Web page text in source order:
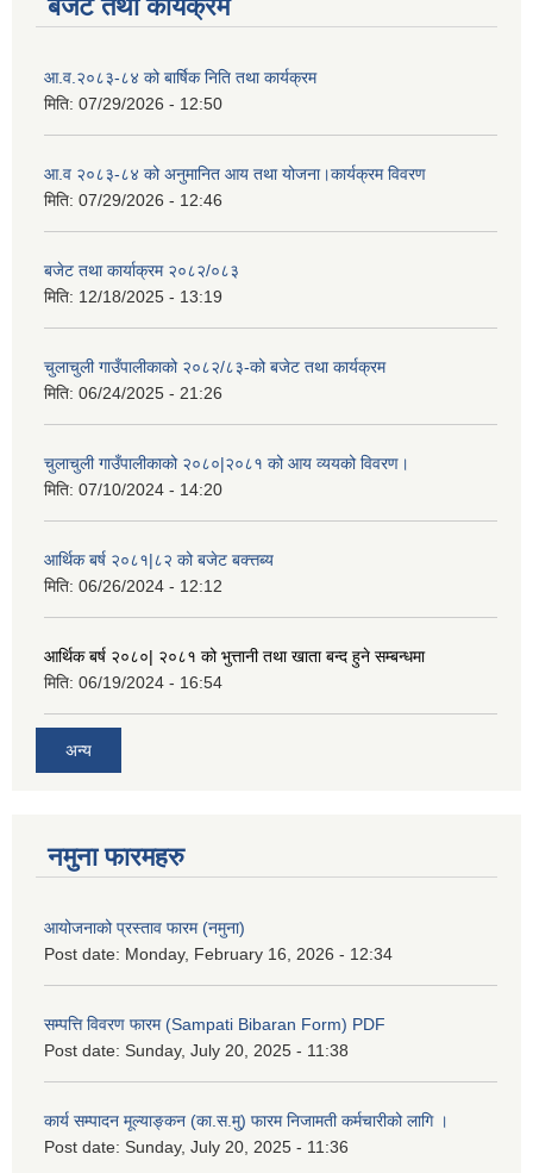
बजेट तथा कार्यक्रम
आ.व.२०८३-८४ को बार्षिक निति तथा कार्यक्रम
मिति: 07/29/2026 - 12:50
आ.व २०८३-८४ को अनुमानित आय तथा योजना।कार्यक्रम विवरण
मिति: 07/29/2026 - 12:46
बजेट तथा कार्याक्रम २०८२/०८३
मिति: 12/18/2025 - 13:19
चुलाचुली गाउँपालीकाको २०८२/८३-को बजेट तथा कार्यक्रम
मिति: 06/24/2025 - 21:26
चुलाचुली गाउँपालीकाको २०८०|२०८१ को आय व्ययको विवरण।
मिति: 07/10/2024 - 14:20
आर्थिक बर्ष २०८१|८२ को बजेट बक्त्तब्य
मिति: 06/26/2024 - 12:12
आर्थिक बर्ष २०८०| २०८१ को भुत्तानी तथा खाता बन्द हुने सम्बन्धमा
मिति: 06/19/2024 - 16:54
अन्य
नमुना फारमहरु
आयोजनाको प्रस्ताव फारम (नमुना)
Post date: Monday, February 16, 2026 - 12:34
सम्पत्ति विवरण फारम (Sampati Bibaran Form) PDF
Post date: Sunday, July 20, 2025 - 11:38
कार्य सम्पादन मूल्याङ्कन (का.स.मु) फारम निजामती कर्मचारीको लागि ।
Post date: Sunday, July 20, 2025 - 11:36